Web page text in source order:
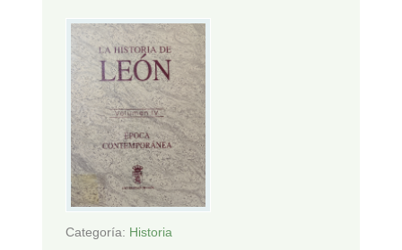
Categoría: Historia